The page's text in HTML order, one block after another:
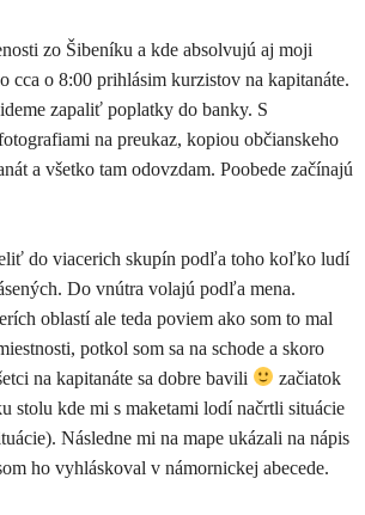
zo Šibeníku a kde absolvujú aj moji
cca o 8:00 prihlásim kurzistov na kapitanáte.
zapaliť poplatky do banky. S
na preukaz, kopiou občianskeho
a všetko tam odovzdam. Poobede začínajú
do viacerich skupín podľa toho koľko ludí
Do vnútra volajú podľa mena.
oblastí ale teda poviem ako som to mal
potkol som sa na schode a skoro
na kapitanáte sa dobre bavili
začiatok
stolu kde mi s maketami lodí načrtli situácie
Následne mi na mape ukázali na nápis
ho vyhláskoval v námornickej abecede.